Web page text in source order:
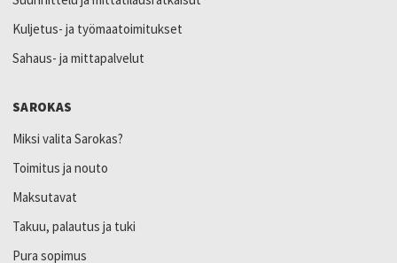
Kuljetus- ja työmaatoimitukset
Sahaus- ja mittapalvelut
SAROKAS
Miksi valita Sarokas?
Toimitus ja nouto
Maksutavat
Takuu, palautus ja tuki
Pura sopimus